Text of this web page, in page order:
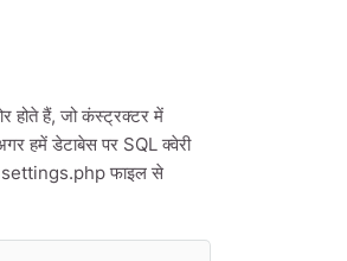
हैं, जो कंस्ट्रक्टर में
हमें डेटाबेस पर SQL क्वेरी
settings.php फाइल से